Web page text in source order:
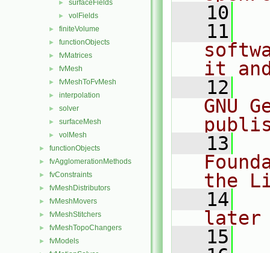
► surfaceFields
► volFields
► finiteVolume
► functionObjects
► fvMatrices
► fvMesh
► fvMeshToFvMesh
► interpolation
► solver
► surfaceMesh
► volMesh
► functionObjects
► fvAgglomerationMethods
► fvConstraints
► fvMeshDistributors
► fvMeshMovers
► fvMeshStitchers
► fvMeshTopoChangers
► fvModels
   10
   11
it
   12
GNU
   13
the
   14
later
   15